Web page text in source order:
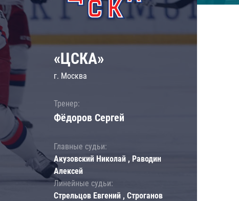
«ЦСКА»
г. Москва
Тренер:
Фёдоров Сергей
Главные судьи:
Акузовский Николай , Раводин
Алексей
Линейные судьи:
Стрельцов Евгений , Строганов